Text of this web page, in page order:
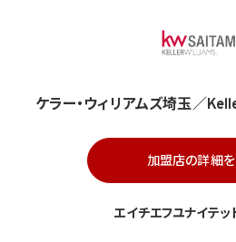
ケラー・ウィリアムズ埼玉／
加盟店の詳細を
エイチエフユナイテ